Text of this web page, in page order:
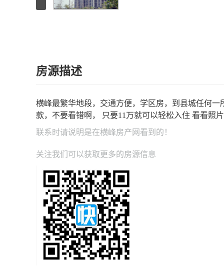
房源描述
横峰最繁华地段，交通方便，学区房，到县城任何
款，不要看错啊， 只要11万就可以轻松入住 看看照
联系时请说明是在横峰房产网 看到的！
关注我们可以获取更多的房源信息